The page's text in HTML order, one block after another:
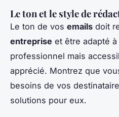
Le ton et le style de
Le ton de vos emails doit
entreprise et être adapté
professionnel mais
apprécié. Montrez que
besoins de vos
solutions pour eux.